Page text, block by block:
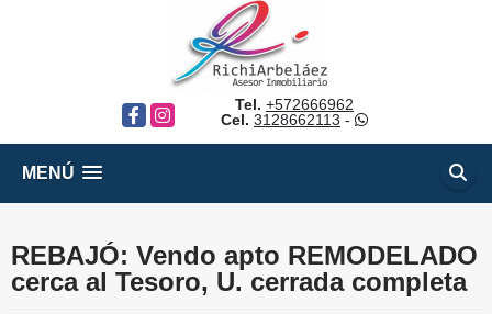
FacebookInstagram
Tel. +572666962
Cel. 3128662113 -
MENÚ
REBAJÓ: Vendo apto REMODELADO
cerca al Tesoro, U. cerrada completa